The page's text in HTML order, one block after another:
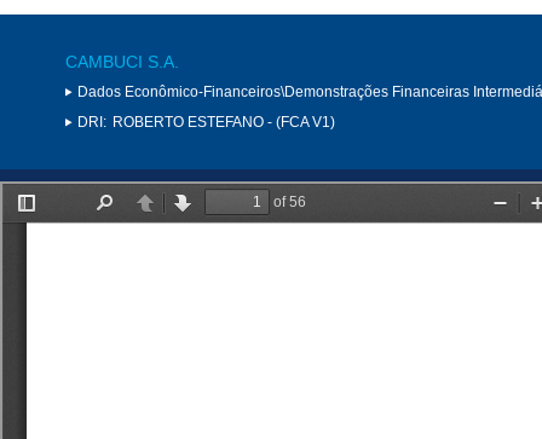
CAMBUCI S.A.
Dados Econômico-Financeiros\Demonstrações Financeiras
DRI: ROBERTO ESTEFANO - (FCA V1)